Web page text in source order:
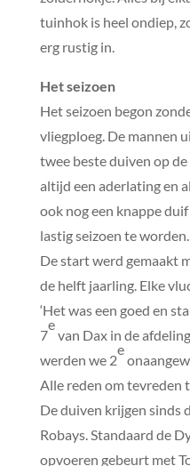
tuinhok is heel ondiep,
erg rustig in.
Het seizoen
Het seizoen begon
vliegploeg. De mannen
twee beste duiven op
altijd een aderlating en
ook nog een knappe
lastig seizoen te
De start werd gemaakt
de helft jaarling. Elke
‘Het was een goed en
7
e
van Dax in de
werden we 2
e
Alle reden om tevreden
De duiven krijgen sinds
Robays. Standaard de
opvoeren gebeurt met